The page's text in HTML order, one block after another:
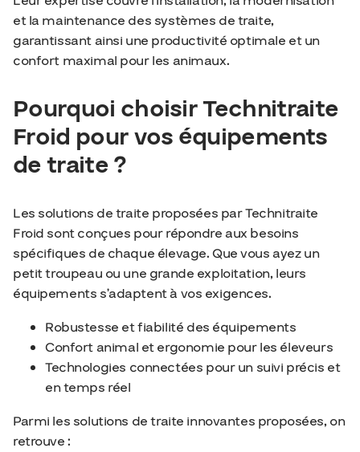
et la maintenance des systèmes de traite,
garantissant ainsi une productivité optimale et un
confort maximal pour les animaux.
Pourquoi choisir Technitraite
Froid pour vos équipements
de traite ?
Les solutions de traite proposées par Technitraite
Froid sont conçues pour répondre aux besoins
spécifiques de chaque élevage. Que vous ayez un
petit troupeau ou une grande exploitation, leurs
équipements s’adaptent à vos exigences.
Robustesse et fiabilité des équipements
Confort animal et ergonomie pour les éleveurs
Technologies connectées pour un suivi précis et
en temps réel
Parmi les solutions de traite innovantes proposées, on
retrouve :